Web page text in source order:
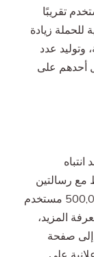
الوصول إلى 25,000 مستخدم تقريبًا
للحملة زيادة
وتوليد عدد
يقل عن 5، مع تحويل أحدهم على
مع رسالتين
واضحتين: "إعلانات إنستغرام" و"أكثر من 500,000 مستخدم
المزيد،
إلى صفحة
على